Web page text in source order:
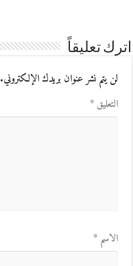
اترك تعليقاً
لن يتم نشر عنوان بريدك الإلكتروني.
التعليق*
الاسم*